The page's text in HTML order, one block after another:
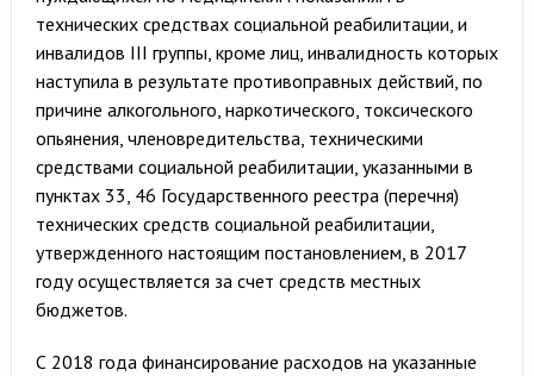
технических средствах социальной реабилитации, и
инвалидов III группы, кроме лиц, инвалидность которых
наступила в результате противоправных действий, по
причине алкогольного, наркотического, токсического
опьянения, членовредительства, техническими
средствами социальной реабилитации, указанными в
пунктах 33, 46 Государственного реестра (перечня)
технических средств социальной реабилитации,
утвержденного настоящим постановлением, в 2017
году осуществляется за счет средств местных
бюджетов.
С 2018 года финансирование расходов на указанные